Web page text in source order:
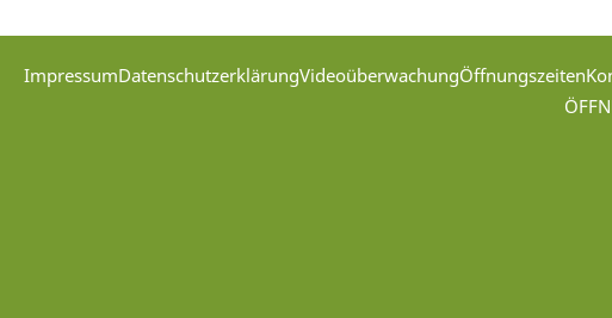
ImpressumDatenschutzerklärungVideoüberwachungÖffnungszeiten